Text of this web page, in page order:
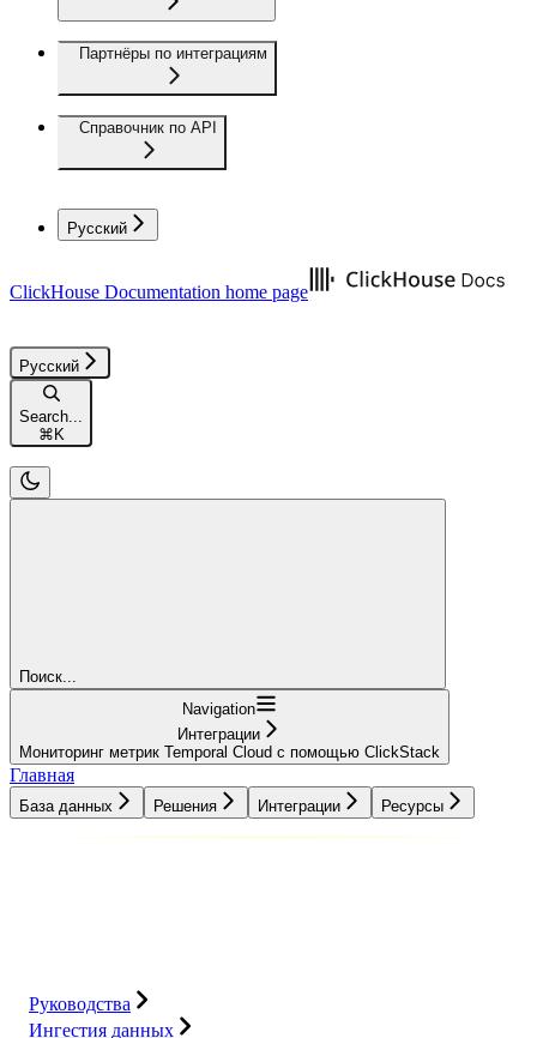
Партнёры по интеграциям
Справочник по API
Русский
ClickHouse Documentation home page
Русский
Search...
⌘ K
Поиск...
Navigation
Интеграции
Мониторинг метрик Temporal Cloud с помощью ClickStack
Главная
База данных Решения Интеграции Ресурсы
Руководства
Ингестия данных